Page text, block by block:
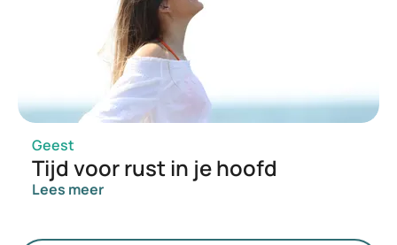
Geest
Tijd voor rust in je hoofd
Lees meer